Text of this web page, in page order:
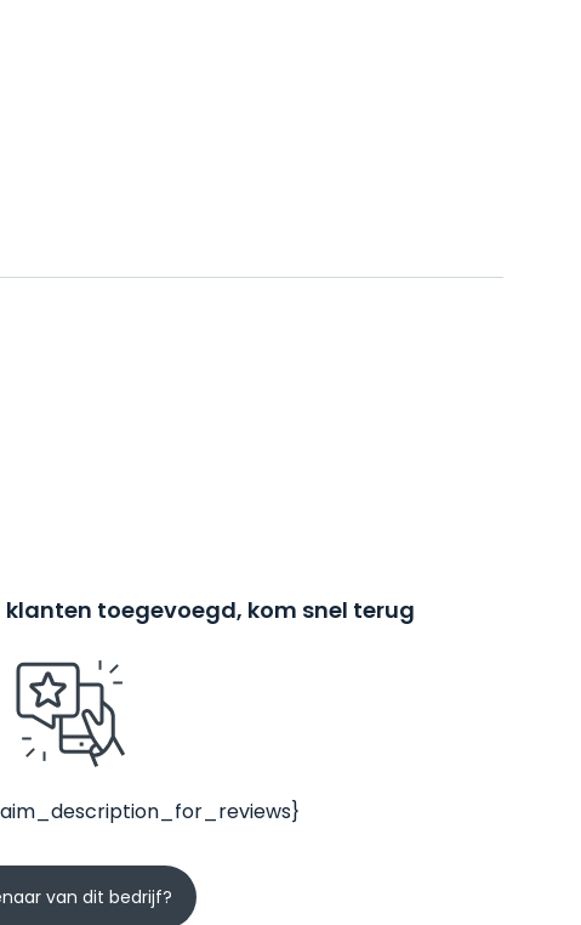
toegevoegd, kom snel terug
van dit bedrijf?